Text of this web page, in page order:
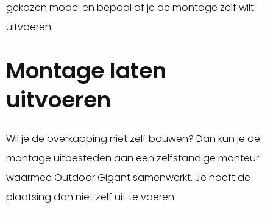
gekozen model en bepaal of je de montage zelf wilt
uitvoeren.
Montage laten
uitvoeren
Wil je de overkapping niet zelf bouwen? Dan kun je de
montage uitbesteden aan een zelfstandige monteur
waarmee Outdoor Gigant samenwerkt. Je hoeft de
plaatsing dan niet zelf uit te voeren.